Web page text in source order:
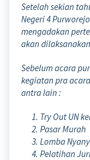
Setelah sekian
Negeri 4
mengadakan
akan
Sebelum acara
kegiatan pra
antra lain :
Try Out UN
Pasar Murah
Lomba
Pelatihan